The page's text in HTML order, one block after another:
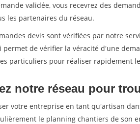
validée, vous recevrez des
les partenaires du réseau.
devis sont vérifiées par notre
permet de vérifier la véracité d'une
particuliers pour réaliser rapidement
notre réseau pour
votre entreprise en tant qu'artisan
le planning chantiers de son